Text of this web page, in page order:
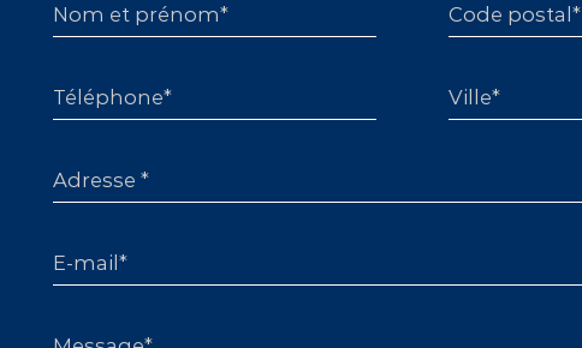
Nom et prénom*
Téléphone*
Code postal*
Ville*
Adresse *
E-mail*